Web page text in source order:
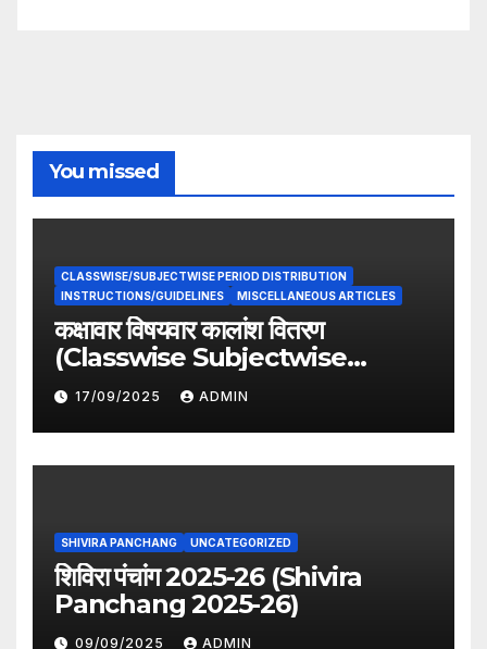
You missed
CLASSWISE/SUBJECTWISE PERIOD DISTRIBUTION
INSTRUCTIONS/GUIDELINES
MISCELLANEOUS ARTICLES
कक्षावार विषयवार कालांश वितरण
(Classwise Subjectwise
period distribution)
17/09/2025 ADMIN
SHIVIRA PANCHANG UNCATEGORIZED
शिविरा पंचांग 2025-26 (Shivira
Panchang 2025-26)
09/09/2025 ADMIN